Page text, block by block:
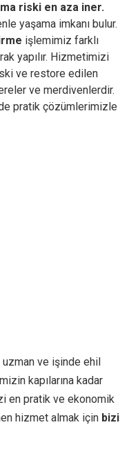
riski en aza iner.
yaşama imkanı bulur.
işlemimiz farklı
yapılır. Hizmetimizi
ve restore edilen
ve merdivenlerdir.
pratik çözümlerimizle
uzman ve işinde ehil
kapılarına kadar
en pratik ve ekonomik
hizmet almak için bizi